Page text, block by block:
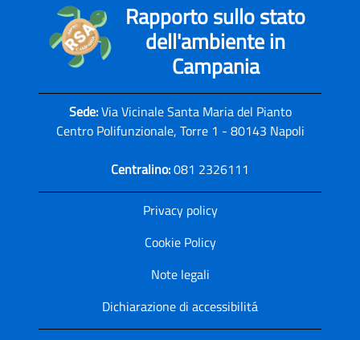
Rapporto sullo stato
dell'ambiente in
Campania
Sede:Via Vicinale Santa Maria del Pianto
Centro Polifunzionale, Torre 1 - 80143 Napoli
Centralino:081 2326111
Privacy policy
Cookie Policy
Note legali
Dichiarazione di accessibilitá